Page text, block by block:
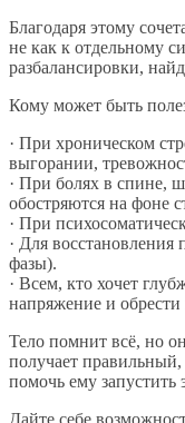
Благодаря этому
не как к отдельному
разбалансировки,
Кому может быть
· При хроническом
выгорании,
· При болях в спине,
обостряются на фоне
· При
· Для восстановления
фазы).
· Всем, кто хочет
напряжение и
Тело помнит всё, но
получает
помочь ему запустить
Дайте себе